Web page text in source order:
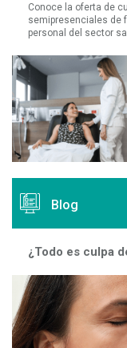
Conoce la oferta de
semipresenciales de
personal del sector
Blog
¿Todo es culpa